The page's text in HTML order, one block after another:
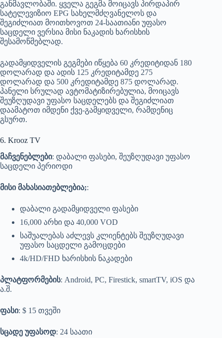
განმავლობაში. ყველა გეგმა მოიცავს პირდაპირ
სატელევიზიო EPG სახელმძღვანელოს და
შეგიძლიათ მოითხოვოთ 24-საათიანი უფასო
საცდელი ვერსია მისი ნაკადის ხარისხის
შესამოწმებლად.
გადამყიდველის გეგმები იწყება 60 კრედიტიდან 180
დოლარად და ადის 125 კრედიტამდე 275
დოლარად და 500 კრედიტამდე 875 დოლარად.
პანელი სრულად ავტომატიზირებულია, მოიცავს
შეუზღუდავი უფასო საცდელებს და შეგიძლიათ
დაამატოთ იმდენი ქვე-გამყიდველი, რამდენიც
გსურთ.
6. Krooz TV
მაჩვენებლები: დაბალი ფასები, შეუზღუდავი უფასო
საცდელი პერიოდი
მისი მახასიათებლებია;:
დაბალი გადამყიდველი ფასები
16,000 არხი და 40,000 VOD
საშუალებას აძლევს კლიენტებს შეუზღუდავი
უფასო საცდელი გამოცდები
4k/HD/FHD ხარისხის ნაკადები
პლატფორმების: Android, PC, Firestick, smartTV, iOS და
ა.შ.
ფასი: $ 15 თვეში
სცადე უფასოდ: 24 საათი